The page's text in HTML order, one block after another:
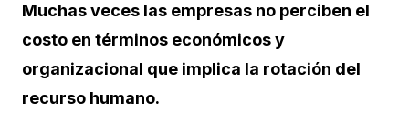
Muchas veces las empresas no perciben el
costo en términos económicos y
organizacional que implica la rotación del
recurso humano.